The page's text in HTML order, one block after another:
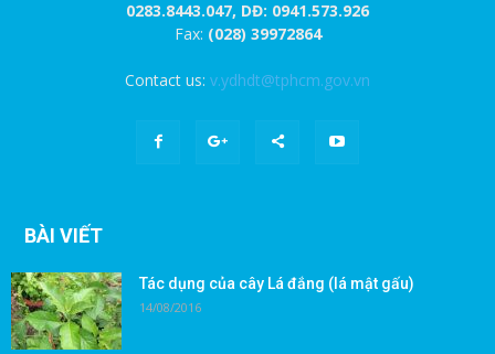
0283.8443.047, DĐ: 0941.573.926
Fax: (028) 39972864
Contact us: v.ydhdt@tphcm.gov.vn
BÀI VIẾT
Tác dụng của cây Lá đắng (lá mật gấu)
14/08/2016